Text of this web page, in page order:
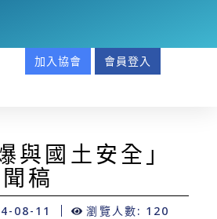
加入協會 會員登入
與國土安全」
稿
08-11 瀏覽人數: 120